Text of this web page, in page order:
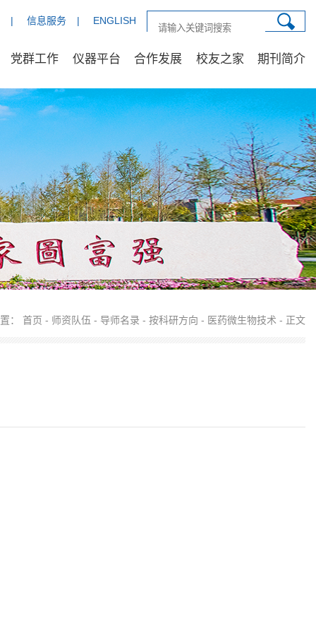
| 信息服务 | ENGLISH
党群工作 仪器平台 合作发展 校友之家 期刊简介
： 首页 - 师资队伍 - 导师名录 - 按科研方向 - 医药微生物技术 - 正文